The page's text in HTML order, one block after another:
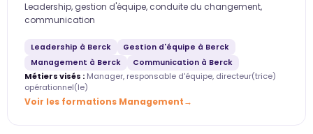
Leadership, gestion d'équipe, conduite du changement,
communication
Leadership à Berck
Gestion d'équipe à Berck
Management à Berck
Communication à Berck
Métiers visés : Manager, responsable d'équipe, directeur(trice)
opérationnel(le)
Voir les formations Management